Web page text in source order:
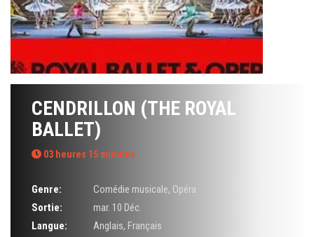
CENDRILLON (THE ROYAL
BALLET)
03 heures 15 minutes
Genre: Comédie musicale, Opéra
Sortie:
mar. 10 Déc.
Langue:
Anglais, Français